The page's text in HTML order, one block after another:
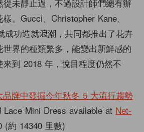
未靜止過，不過設計師們總有辦
。Gucci、Christopher Kane、
成功造就浪潮，共同都推出了花卉
界的種類繁多，能變出新鮮感的
到 2018 年，悅目程度仍然不
Lace Mini Dress available at Net-
(約 14340 里數)